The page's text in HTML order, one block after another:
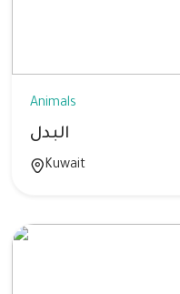
Animals
البدل
Kuwait